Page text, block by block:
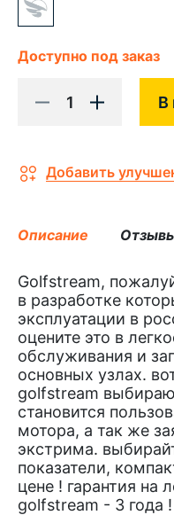
Доступно под заказ
1 В
Добавить
Описание
Golfstream,
в разработке
эксплуатации в
оцените это в
обслуживания и
основных узлах.
golfstream
становится
мотора, а так же
экстрима.
показатели,
цене ! гарантия на
golfstream - 3 года !